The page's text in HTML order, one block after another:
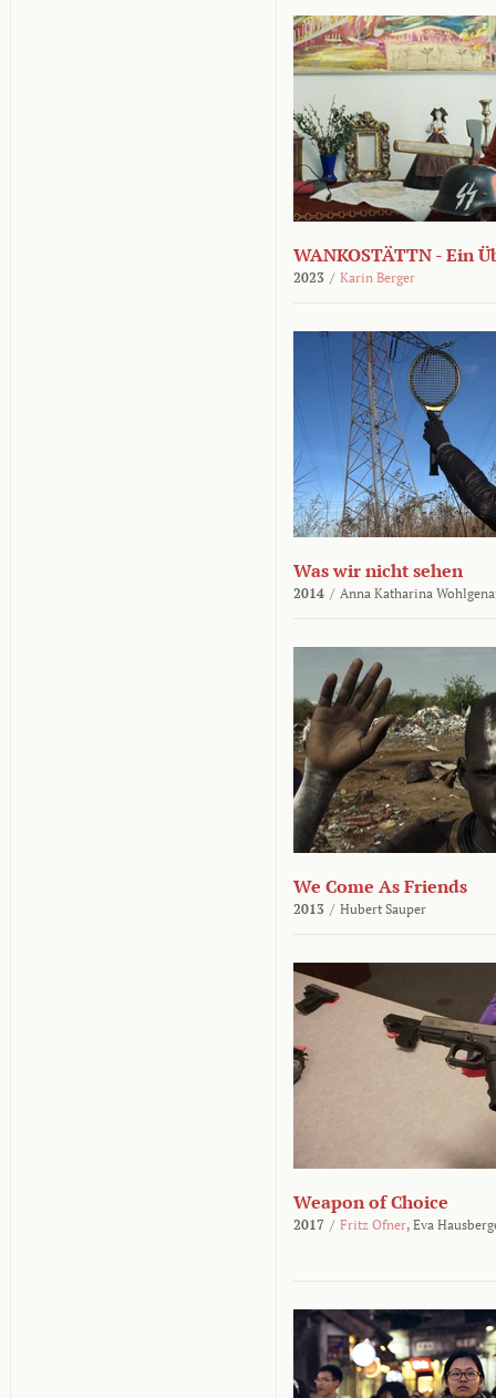
WANKOSTÄTTN - Ein
2023 / Karin Berger
Was wir nicht sehen
2014 / Anna Katharina
We Come As Friends
2013 / Hubert Sauper
Weapon of Choice
2017 / Fritz Ofner, Eva